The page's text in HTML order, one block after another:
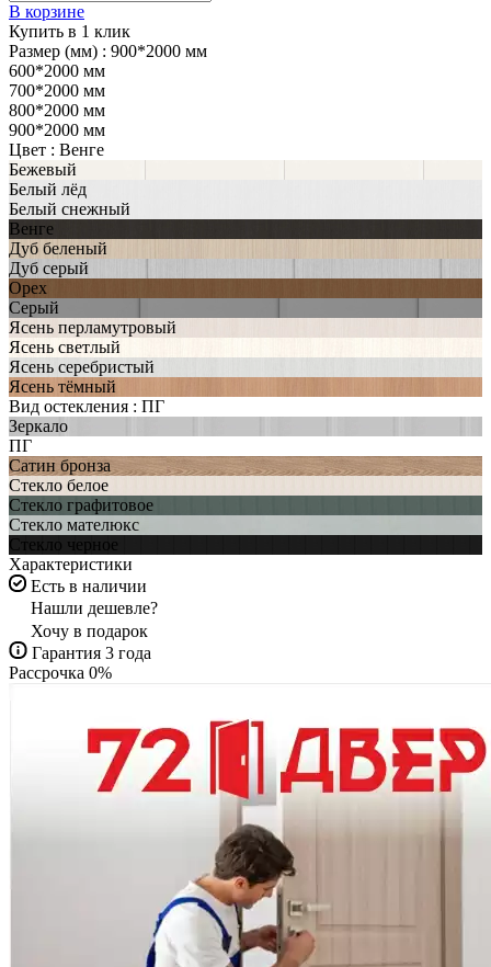
В корзине
Купить в 1 клик
Размер (мм) : 900*2000 мм
600*2000 мм
700*2000 мм
800*2000 мм
900*2000 мм
Цвет : Венге
Бежевый
Белый лёд
Белый снежный
Венге
Дуб беленый
Дуб серый
Орех
Серый
Ясень перламутровый
Ясень светлый
Ясень серебристый
Ясень тёмный
Вид остекления : ПГ
Зеркало
ПГ
Сатин бронза
Стекло белое
Стекло графитовое
Стекло мателюкс
Стекло черное
Характеристики
Есть в наличии
Нашли дешевле?
Хочу в подарок
Гарантия 3 года
Рассрочка 0%